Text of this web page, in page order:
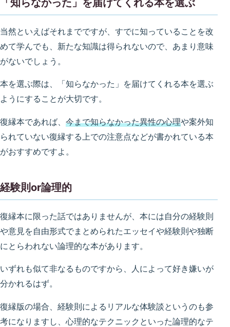
当然といえばそれまでですが、すでに知っていることを改
めて学んでも、新たな知識は得られないので、あまり意味
がないでしょう。
本を選ぶ際は、「知らなかった」を届けてくれる本を選ぶ
ようにすることが大切です。
復縁本であれば、 今まで知らなかった異性の心理や案外知
られていない復縁する上での注意点などが書かれている本
がおすすめですよ。
経験則or論理的
復縁本に限った話ではありませんが、本には自分の経験則
や意見を自由形式でまとめられたエッセイや経験則や独断
にとらわれない論理的な本があります。
いずれも似て非なるものですから、人によって好き嫌いが
分かれるはず。
復縁版の場合、経験則によるリアルな体験談というのも参
考になりますし、心理的なテクニックといった論理的なテ